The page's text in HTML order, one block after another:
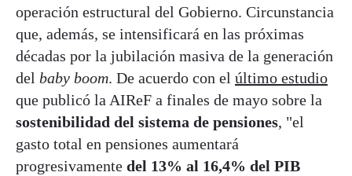
operación estructural del Gobierno. Circunstancia
que, además, se intensificará en las próximas
décadas por la jubilación masiva de la generación
del baby boom. De acuerdo con el último estudio
que publicó la AIReF a finales de mayo sobre la
sostenibilidad del sistema de pensiones, "el
gasto total en pensiones aumentará
progresivamente del 13% al 16,4% del PIB